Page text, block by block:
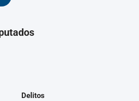
Delitos